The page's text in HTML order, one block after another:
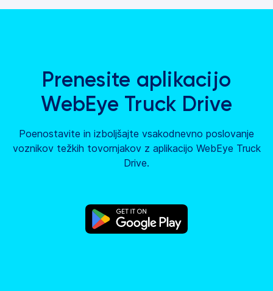
Prenesite aplikacijo
WebEye Truck Drive
Poenostavite in izboljšajte vsakodnevno poslovanje
voznikov težkih tovornjakov z aplikacijo WebEye Truck
Drive.